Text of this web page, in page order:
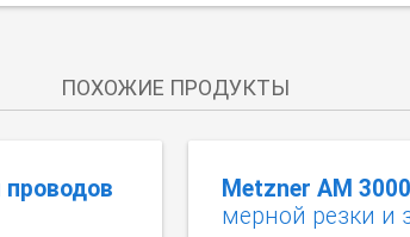
ПОХОЖИЕ ПРОДУКТЫ
проводов Metzner AM 3000
мерной резки и